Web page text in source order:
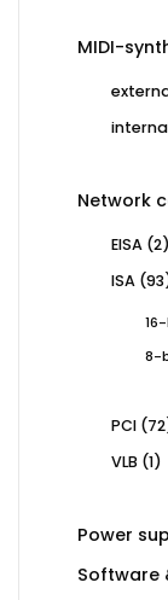
MIDI-
Network
EISA 22
ISA 93
8-
PCI 72
VLB 11
Power
Software